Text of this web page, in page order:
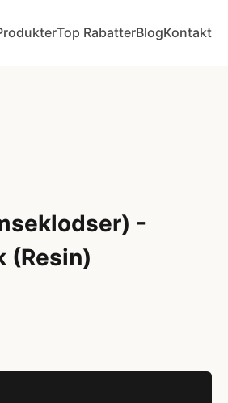
Top RabatterBlogKontakt
-
(Resin)